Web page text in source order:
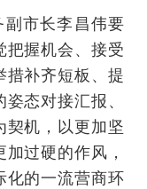
市长李昌伟要
把握机会、接受
措补齐短板、提
态对接汇报、
契机，以更加坚
过硬的作风，
化的一流营商环